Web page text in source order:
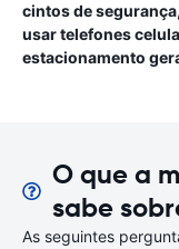
cintos de
usar telefones
estacionamento
O que a
sabe
As seguintes